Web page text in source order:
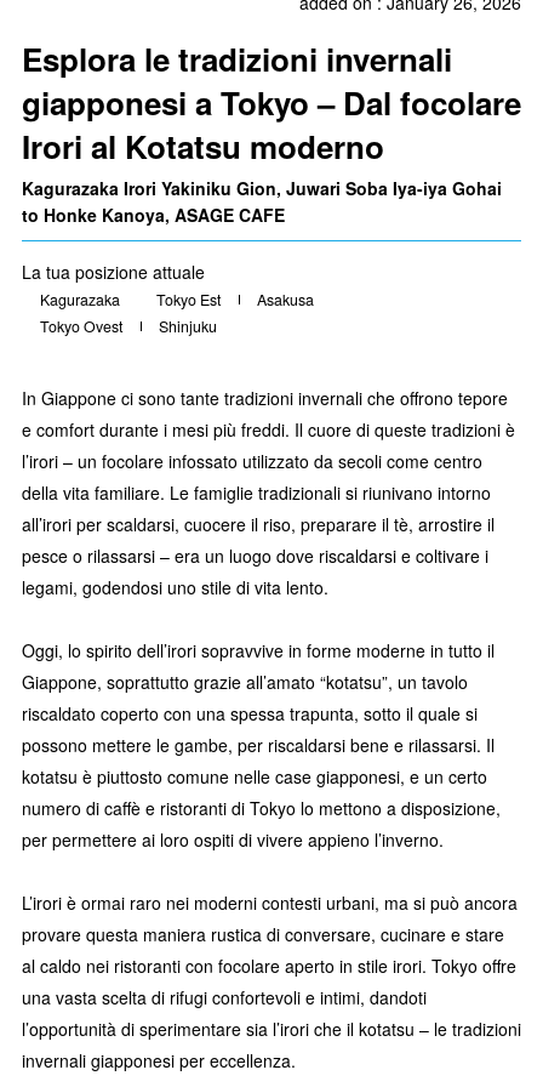
Esplora le tradizioni invernali
giapponesi a Tokyo – Dal focolare
Irori al Kotatsu moderno
Kagurazaka Irori Yakiniku Gion, Juwari Soba Iya-iya Gohai
to Honke Kanoya, ASAGE CAFE
La tua posizione attuale
Kagurazaka Tokyo Est
Asakusa
Tokyo Ovest
Shinjuku
In Giappone ci sono tante tradizioni invernali che offrono tepore
e comfort durante i mesi più freddi. Il cuore di queste tradizioni è
l’irori – un focolare infossato utilizzato da secoli come centro
della vita familiare. Le famiglie tradizionali si riunivano intorno
all’irori per scaldarsi, cuocere il riso, preparare il tè, arrostire il
pesce o rilassarsi – era un luogo dove riscaldarsi e coltivare i
legami, godendosi uno stile di vita lento.
Oggi, lo spirito dell’irori sopravvive in forme moderne in tutto il
Giappone, soprattutto grazie all’amato “kotatsu”, un tavolo
riscaldato coperto con una spessa trapunta, sotto il quale si
possono mettere le gambe, per riscaldarsi bene e rilassarsi. Il
kotatsu è piuttosto comune nelle case giapponesi, e un certo
numero di caffè e ristoranti di Tokyo lo mettono a disposizione,
per permettere ai loro ospiti di vivere appieno l’inverno.
L’irori è ormai raro nei moderni contesti urbani, ma si può ancora
provare questa maniera rustica di conversare, cucinare e stare
al caldo nei ristoranti con focolare aperto in stile irori. Tokyo offre
una vasta scelta di rifugi confortevoli e intimi, dandoti
l’opportunità di sperimentare sia l’irori che il kotatsu – le tradizioni
invernali giapponesi per eccellenza.